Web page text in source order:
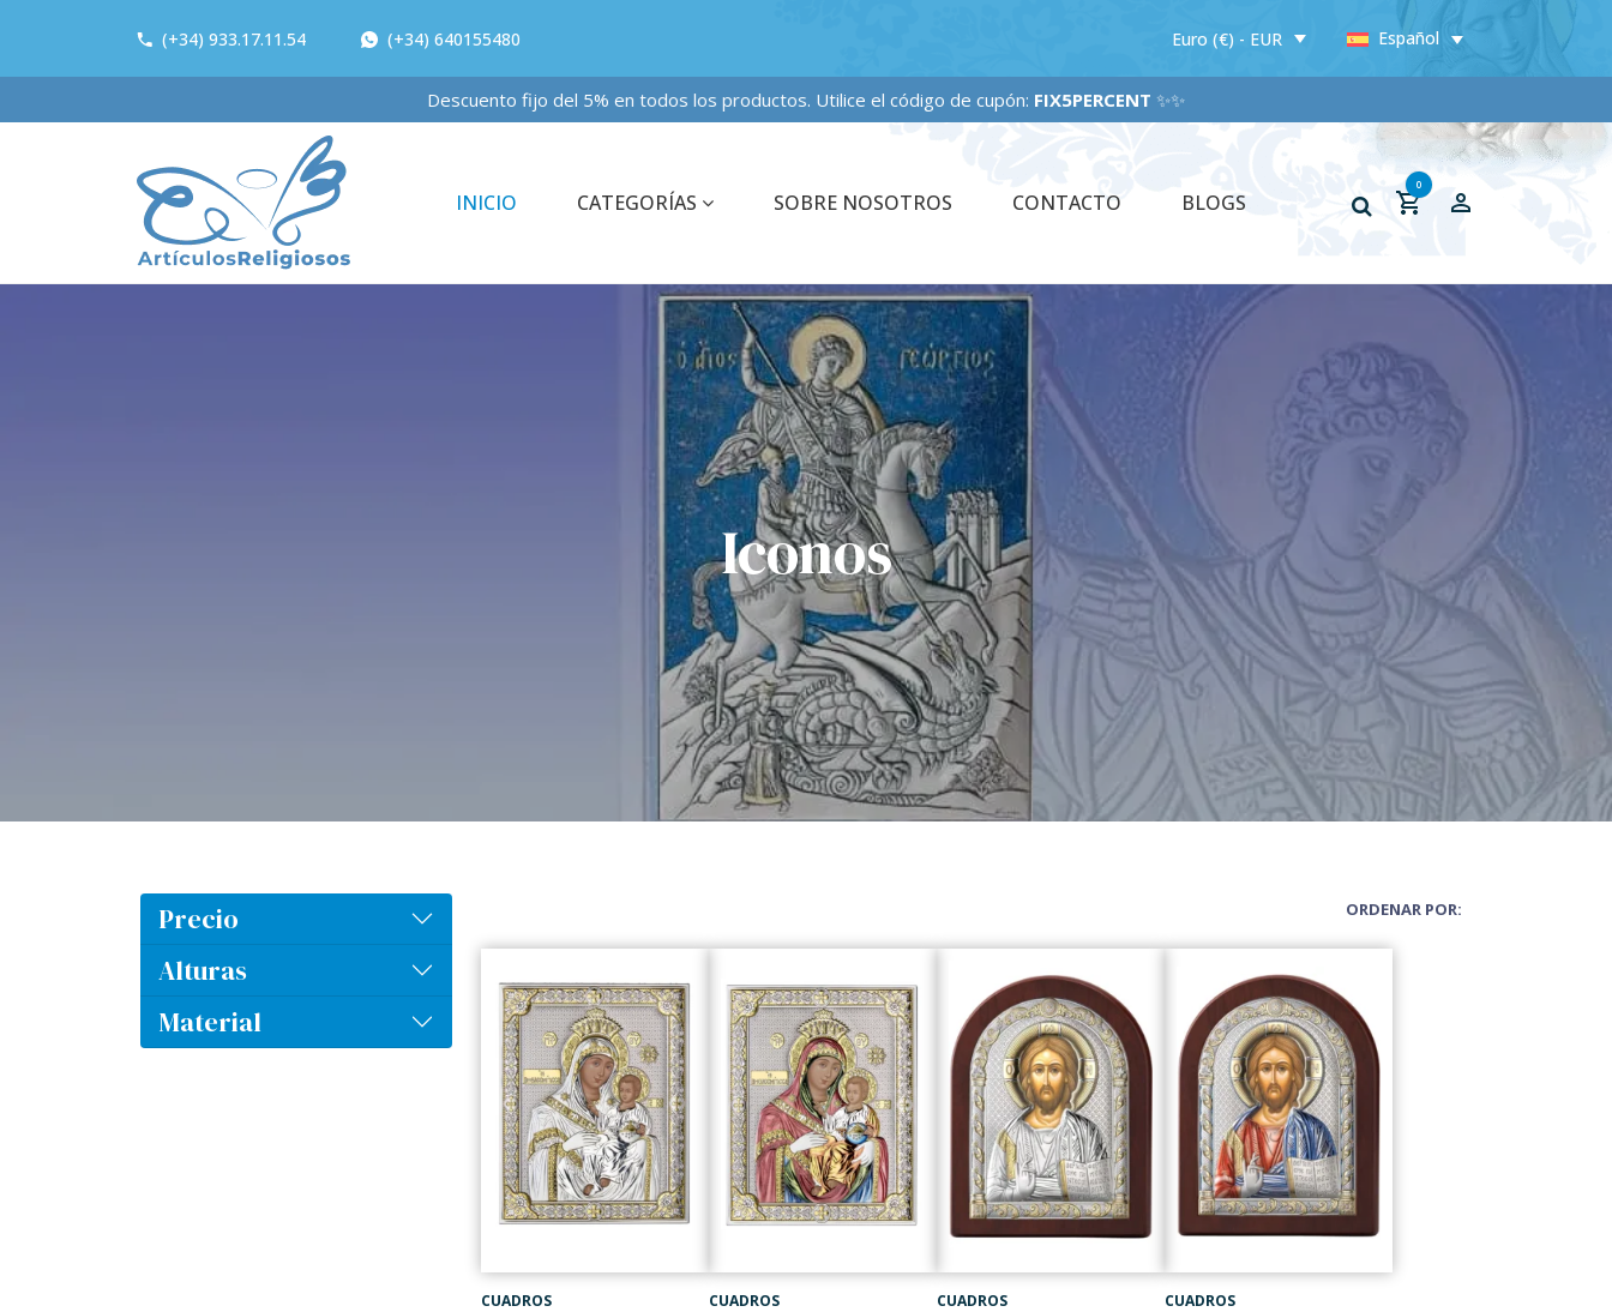
(+34) 933.17.11.54 (+34) 640155480 Euro (€) - EUR Español
Descuento fijo del 5% en todos los productos. Utilice el código de cupón:FIX5PERCENT✨✨
INICIO CATEGORÍAS SOBRE NOSOTROS CONTACTO BLOGS
0
Iconos
Precio
Alturas
Material
ORDENAR POR:
CUADROS CUADROS CUADROS CUADROS